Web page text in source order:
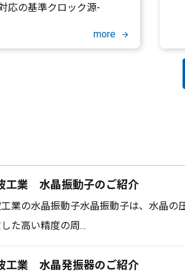
応の基準クロック源-
more
工業 水晶振動子のご紹介
業の水晶振動子水晶振動子は、水晶
た高い精度の周…
工業 水晶発振器のご紹介